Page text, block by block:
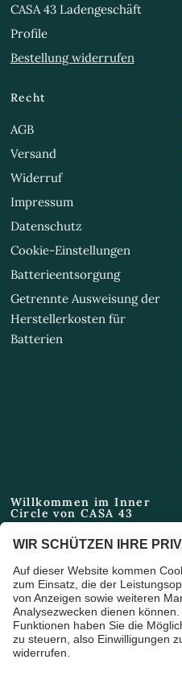
CASA 43 Ladengeschäft
Profile
Bestellung widerrufen
Recht
AGB
Versand
Widerruf
Impressum
Datenschutz
Cookie-Einstellungen
Batterieentsorgung
Getrennte Ausweisung der
Herstellerkosten für
Batterien
Willkommen im Inner
Circle von CASA 43
Email
Ich bin damit einverstanden,
Marketing-E-Mails und
Sonderangebote zu erhalten